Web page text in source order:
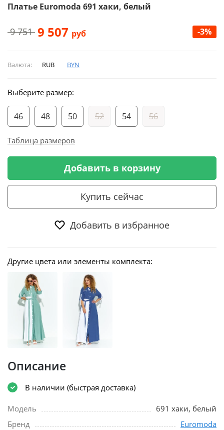
Платье Euromoda 691 хаки, белый
9 751 9 507 руб -3%
Валюта: RUB BYN
Выберите размер:
46 48 50 52 54 56
Таблица размеров
Добавить в корзину
Купить сейчас
Добавить в избранное
Другие цвета или элементы комплекта:
Описание
В наличии (быстрая доставка)
Модель
691 хаки, белый
Бренд
Euromoda